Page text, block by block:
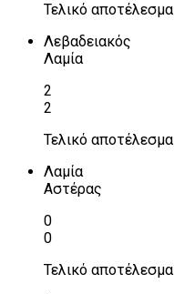
Τελικό αποτέλεσμα
Λεβαδειακός
Λαμία
2
2
Τελικό αποτέλεσμα
Λαμία
Αστέρας
0
0
Τελικό αποτέλεσμα